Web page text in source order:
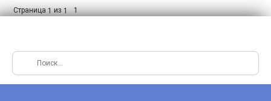
Страница1из1 1